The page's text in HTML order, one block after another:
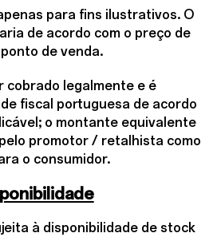
para fins ilustrativos. O
de acordo com o preço de
de venda.
cobrado legalmente e é
fiscal portuguesa de acordo
o montante equivalente
promotor / retalhista como
o consumidor.
à disponibilidade de stock